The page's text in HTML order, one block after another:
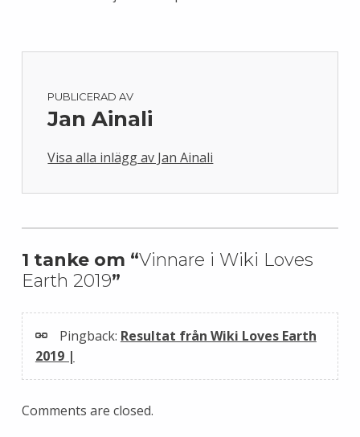
PUBLICERAD AV
Jan Ainali
Visa alla inlägg av Jan Ainali
Skip back to main navigation
1 tanke om “Vinnare i Wiki Loves
Earth 2019”
Pingback: Resultat från Wiki Loves Earth
2019 |
Comments are closed.